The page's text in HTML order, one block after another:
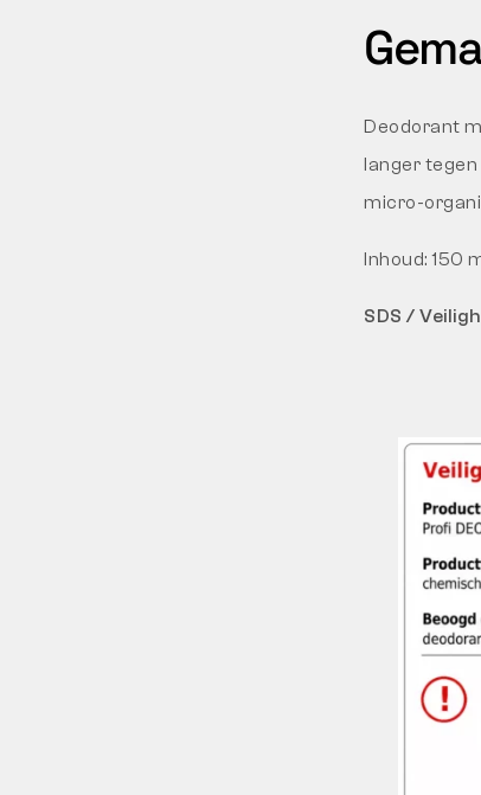
Deodorant
langer
micro-
Inhoud: 150
SDS /